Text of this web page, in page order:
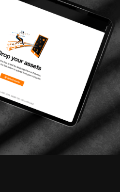
Production